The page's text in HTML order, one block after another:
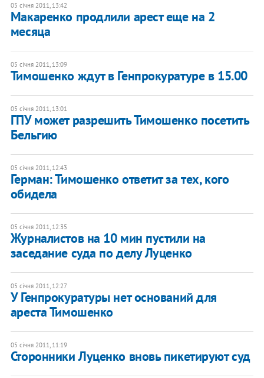
05 січня 2011, 13:42
Макаренко продлили арест еще на 2
месяца
05 січня 2011, 13:09
Тимошенко ждут в Генпрокуратуре в 15.00
05 січня 2011, 13:01
ГПУ может разрешить Тимошенко посетить
Бельгию
05 січня 2011, 12:43
Герман: Тимошенко ответит за тех, кого
обидела
05 січня 2011, 12:35
Журналистов на 10 мин пустили на
заседание суда по делу Луценко
05 січня 2011, 12:27
У Генпрокуратуры нет оснований для
ареста Тимошенко
05 січня 2011, 11:19
Сторонники Луценко вновь пикетируют суд